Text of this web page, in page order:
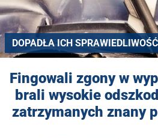
DOPADŁA ICH SPRAWIEDLIWOŚĆ
Fingowali zgony w
brali wysokie
zatrzymanych znany